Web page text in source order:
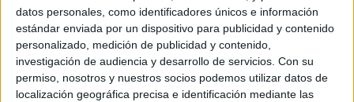
datos personales, como identificadores únicos e información
estándar enviada por un dispositivo para publicidad y contenido
personalizado, medición de publicidad y contenido,
investigación de audiencia y desarrollo de servicios. Con su
permiso, nosotros y nuestros socios podemos utilizar datos de
localización geográfica precisa e identificación mediante las
transformación
POR ISABEL JIMÉNEZ 06/08/2026 1
La Asociación de Vecinos del Príncipe Alfonso
pide ayuda urgente ante la presión asistencial
en la barriada